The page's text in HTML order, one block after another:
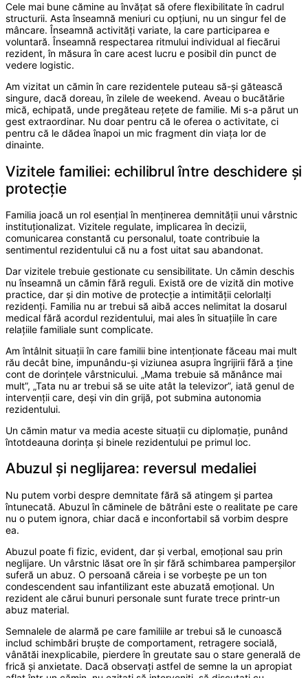
Cele mai bune cămine au învățat să ofere flexibilitate în cadrul
structurii. Asta înseamnă meniuri cu opțiuni, nu un singur fel de
mâncare. Înseamnă activități variate, la care participarea e
voluntară. Înseamnă respectarea ritmului individual al fiecărui
rezident, în măsura în care acest lucru e posibil din punct de
vedere logistic.
Am vizitat un cămin în care rezidentele puteau să-și gătească
singure, dacă doreau, în zilele de weekend. Aveau o bucătărie
mică, echipată, unde pregăteau rețete de familie. Mi s-a părut un
gest extraordinar. Nu doar pentru că le oferea o activitate, ci
pentru că le dădea înapoi un mic fragment din viața lor de
dinainte.
Vizitele familiei: echilibrul între deschidere și
protecție
Familia joacă un rol esențial în menținerea demnității unui vârstnic
instituționalizat. Vizitele regulate, implicarea în decizii,
comunicarea constantă cu personalul, toate contribuie la
sentimentul rezidentului că nu a fost uitat sau abandonat.
Dar vizitele trebuie gestionate cu sensibilitate. Un cămin deschis
nu înseamnă un cămin fără reguli. Există ore de vizită din motive
practice, dar și din motive de protecție a intimității celorlalți
rezidenți. Familia nu ar trebui să aibă acces nelimitat la dosarul
medical fără acordul rezidentului, mai ales în situațiile în care
relațiile familiale sunt complicate.
Am întâlnit situații în care familii bine intenționate făceau mai mult
rău decât bine, impunându-și viziunea asupra îngrijirii fără a ține
cont de dorințele vârstnicului. „Mama trebuie să mănânce mai
mult”, „Tata nu ar trebui să se uite atât la televizor”, iată genul de
intervenții care, deși vin din grijă, pot submina autonomia
rezidentului.
Un cămin matur va media aceste situații cu diplomație, punând
întotdeauna dorința și binele rezidentului pe primul loc.
Abuzul și neglijarea: reversul medaliei
Nu putem vorbi despre demnitate fără să atingem și partea
întunecată. Abuzul în căminele de bătrâni este o realitate pe care
nu o putem ignora, chiar dacă e inconfortabil să vorbim despre
ea.
Abuzul poate fi fizic, evident, dar și verbal, emoțional sau prin
neglijare. Un vârstnic lăsat ore în șir fără schimbarea pamperșilor
suferă un abuz. O persoană căreia i se vorbește pe un ton
condescendent sau infantilizant este abuzată emoțional. Un
rezident ale cărui bunuri personale sunt furate trece printr-un
abuz material.
Semnalele de alarmă pe care familiile ar trebui să le cunoască
includ schimbări bruște de comportament, retragere socială,
vânătăi inexplicabile, pierdere în greutate sau o stare generală de
frică și anxietate. Dacă observați astfel de semne la un apropiat